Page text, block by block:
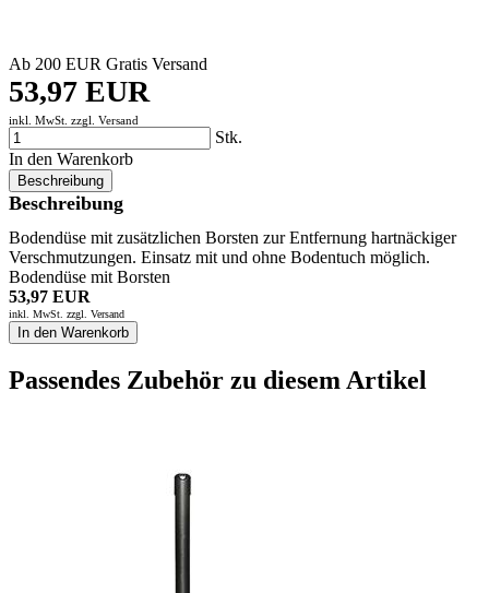
Ab 200 EUR Gratis Versand
53,97 EUR
inkl. MwSt. zzgl. Versand
Stk.
In den Warenkorb
Beschreibung
Beschreibung
Bodendüse mit zusätzlichen Borsten zur Entfernung hartnäckiger
Verschmutzungen. Einsatz mit und ohne Bodentuch möglich.
Bodendüse mit Borsten
53,97 EUR
inkl. MwSt. zzgl. Versand
In den Warenkorb
Passendes Zubehör zu diesem Artikel